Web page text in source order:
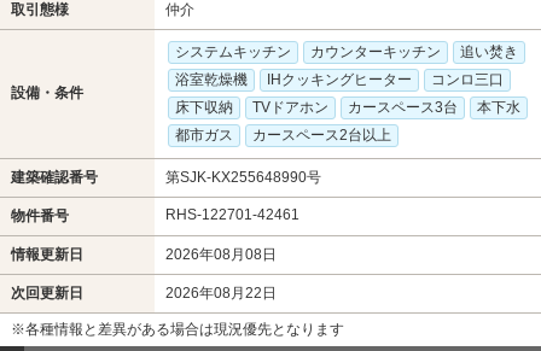
取引態様 仲介
設備・条件
システムキッチン カウンターキッチン
追い焚き
浴室乾燥機
IHクッキングヒーター
コンロ三口
床下収納
TVドアホン カースペース3台
本下水
都市ガス
カースペース2台以上
建築確認番号 第SJK-KX255648990号
物件番号 RHS-122701-42461
情報更新日 2026年08月08日
次回更新日 2026年08月22日
※各種情報と差異がある場合は現況優先となります